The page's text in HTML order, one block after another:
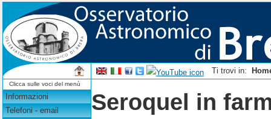
Ti trovi in:
Clicca sulle voci del menù
Informazioni
Telefoni - email
Seroquel in